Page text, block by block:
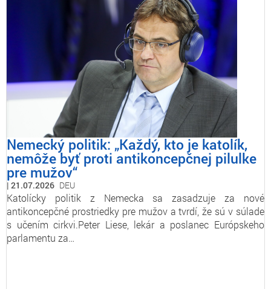
Nemecký politik: „Každý, kto je katolík,
nemôže byť proti antikoncepčnej pilulke
pre mužov“
21.07.2026 DEU
Katolícky politik z Nemecka sa zasadzuje za nové
antikoncepčné prostriedky pre mužov a tvrdí, že sú v súlade
s učením cirkvi.Peter Liese, lekár a poslanec Európskeho
parlamentu za…